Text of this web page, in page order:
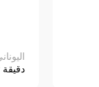
دقيقة